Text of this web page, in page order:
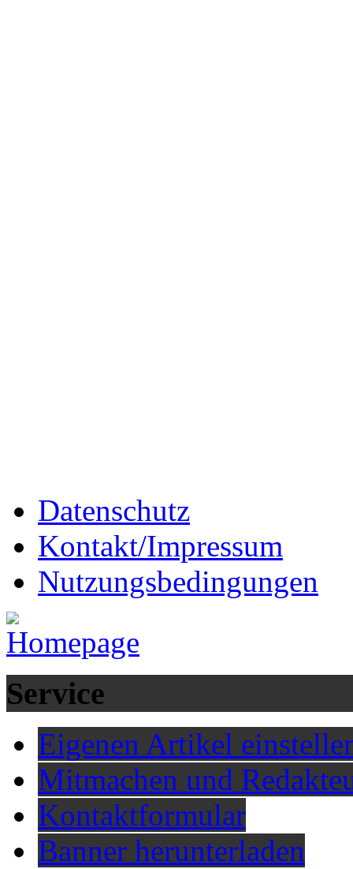
Datenschutz
Kontakt/Impressum
Nutzungsbedingungen
Service
Eigenen Artikel
Mitmachen und
Kontaktformular
Banner herunterladen